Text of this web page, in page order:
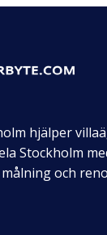
hjälper
Stockholm
och